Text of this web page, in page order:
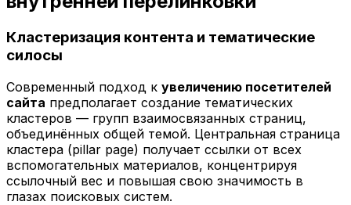
Кластеризация контента и тематические
силосы
Современный подход к увеличению посетителей
сайта предполагает создание тематических
кластеров — групп взаимосвязанных страниц,
объединённых общей темой. Центральная страница
кластера (pillar page) получает ссылки от всех
вспомогательных материалов, концентрируя
ссылочный вес и повышая свою значимость в
глазах поисковых систем.